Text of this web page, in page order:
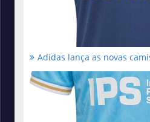
Adidas lança as novas